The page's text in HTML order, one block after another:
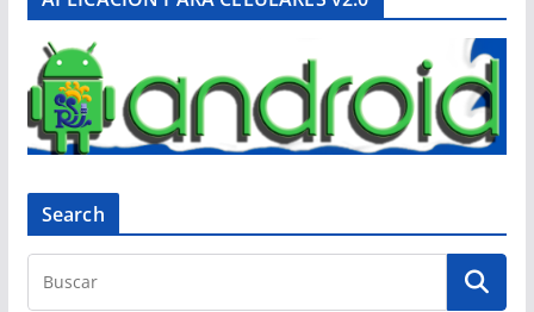
Search